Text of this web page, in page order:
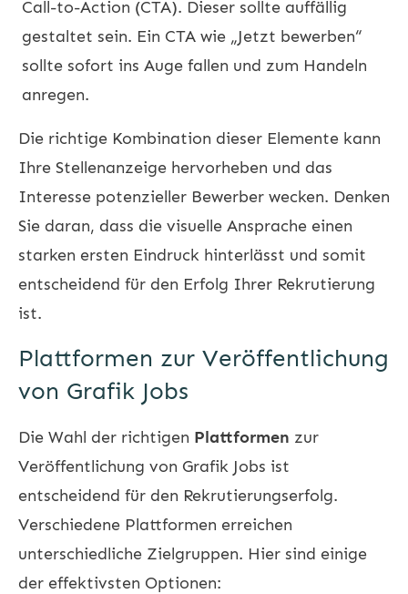
Call-to-Action (CTA). Dieser sollte auffällig
gestaltet sein. Ein CTA wie „Jetzt bewerben“
sollte sofort ins Auge fallen und zum Handeln
anregen.
Die richtige Kombination dieser Elemente kann
Ihre Stellenanzeige hervorheben und das
Interesse potenzieller Bewerber wecken. Denken
Sie daran, dass die visuelle Ansprache einen
starken ersten Eindruck hinterlässt und somit
entscheidend für den Erfolg Ihrer Rekrutierung
ist.
Plattformen zur Veröffentlichung
von Grafik Jobs
Die Wahl der richtigen Plattformen zur
Veröffentlichung von Grafik Jobs ist
entscheidend für den Rekrutierungserfolg.
Verschiedene Plattformen erreichen
unterschiedliche Zielgruppen. Hier sind einige
der effektivsten Optionen: